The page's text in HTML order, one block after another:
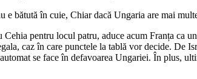
bătută în cuie, Chiar dacă Ungaria are mai
pentru locul patru, aduce acum Franța ca
caz în care punctele la tablă vor decide. De
se face în defavoarea Ungariei. În plus,